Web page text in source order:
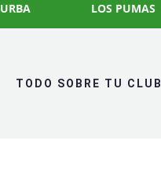
URBA LOS PUMAS
TODO SOBRE TU CLUB